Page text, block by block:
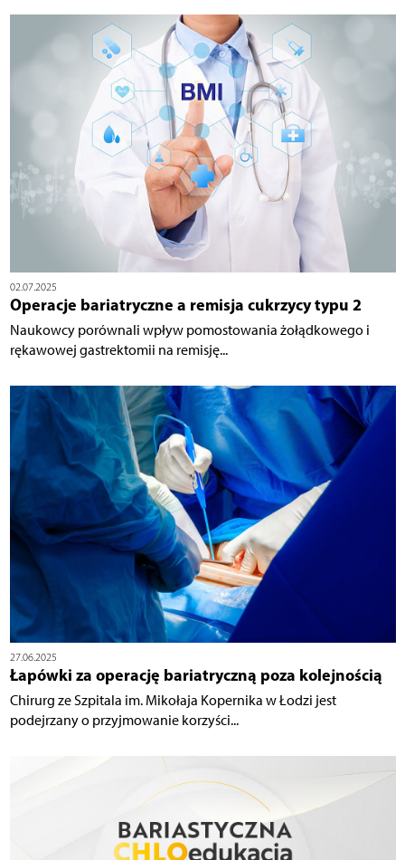
02.07.2025
Operacje bariatryczne a remisja cukrzycy typu 2
Naukowcy porównali wpływ pomostowania żołądkowego i
rękawowej gastrektomii na remisję...
27.06.2025
Łapówki za operację bariatryczną poza kolejnością
Chirurg ze Szpitala im. Mikołaja Kopernika w Łodzi jest
podejrzany o przyjmowanie korzyści...